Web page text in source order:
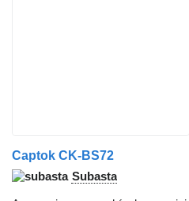
Captok CK-BS72
Subasta